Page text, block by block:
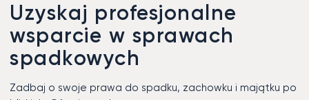
Uzyskaj profesjonalne
wsparcie w sprawach
spadkowych
Zadbaj o swoje prawa do spadku, zachowku i majątku po